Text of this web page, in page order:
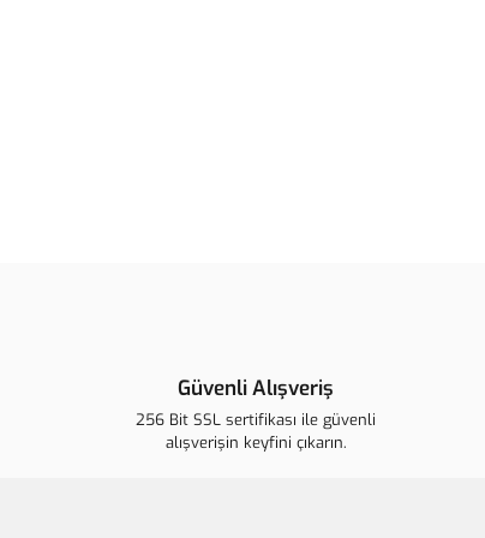
Güvenli Alışveriş
256 Bit SSL sertifikası ile güvenli
alışverişin keyfini çıkarın.